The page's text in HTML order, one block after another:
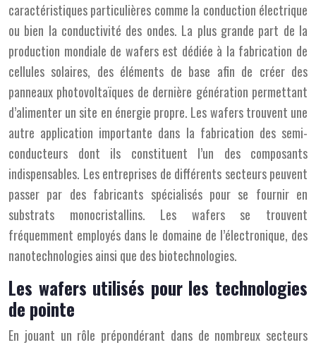
caractéristiques particulières comme la conduction électrique
ou bien la conductivité des ondes. La plus grande part de la
production mondiale de wafers est dédiée à la fabrication de
cellules solaires, des éléments de base afin de créer des
panneaux photovoltaïques de dernière génération permettant
d’alimenter un site en énergie propre. Les wafers trouvent une
autre application importante dans la fabrication des semi-
conducteurs dont ils constituent l’un des composants
indispensables. Les entreprises de différents secteurs peuvent
passer par des fabricants spécialisés pour se fournir en
substrats monocristallins. Les wafers se trouvent
fréquemment employés dans le domaine de l’électronique, des
nanotechnologies ainsi que des biotechnologies.
Les wafers utilisés pour les technologies
de pointe
En jouant un rôle prépondérant dans de nombreux secteurs